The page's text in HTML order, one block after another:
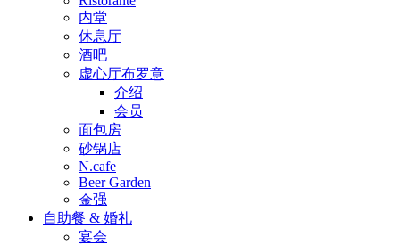
内堂
休息厅
酒吧
虚心厅布罗意
介绍
会员
面包房
砂锅店
N.cafe
Beer Garden
金强
自助餐 & 婚礼
宴会